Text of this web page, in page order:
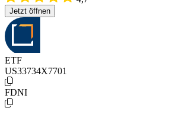
Jetzt öffnen
ETF
US33734X7701
FDNI